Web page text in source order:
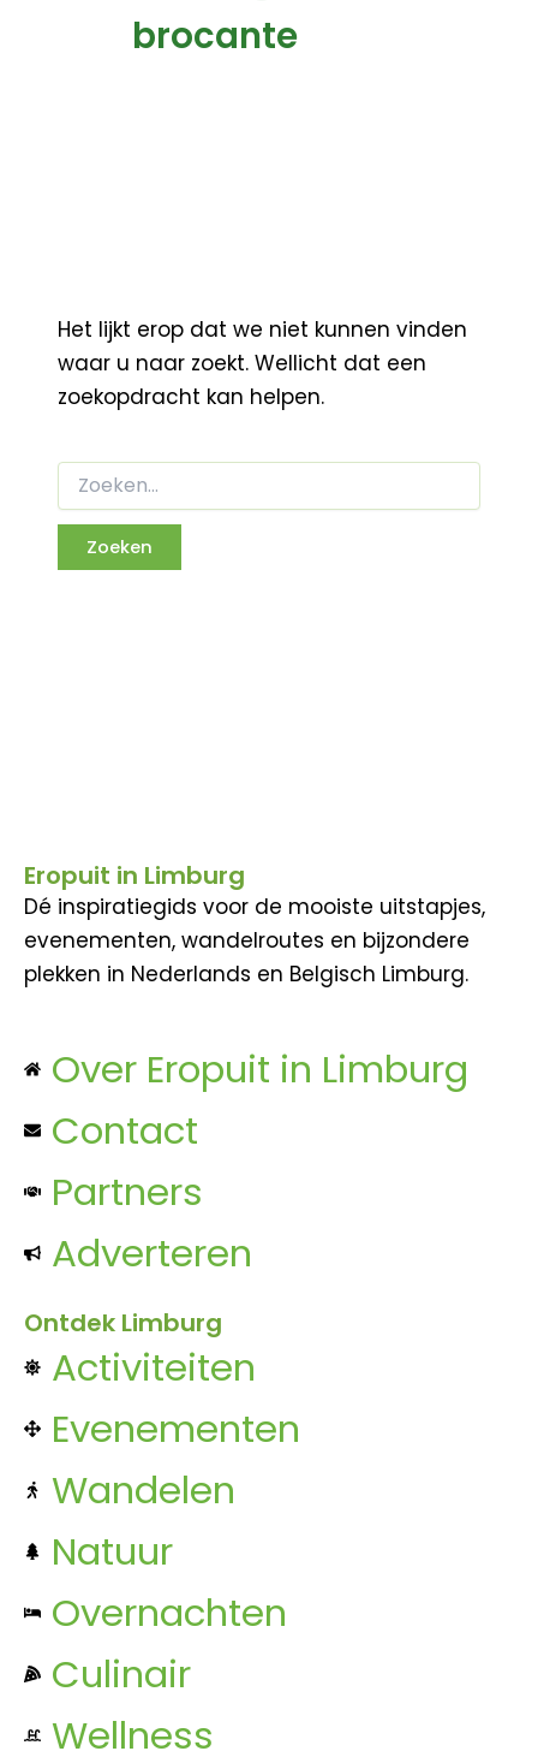
brocante
Het lijkt erop dat we niet kunnen vinden
waar u naar zoekt. Wellicht dat een
zoekopdracht kan helpen.
Eropuit in Limburg
Dé inspiratiegids voor de mooiste uitstapjes,
evenementen, wandelroutes en bijzondere
plekken in Nederlands en Belgisch Limburg.
Over Eropuit in Limburg
Contact
Partners
Adverteren
Ontdek Limburg
Activiteiten
Evenementen
Wandelen
Natuur
Overnachten
Culinair
Wellness